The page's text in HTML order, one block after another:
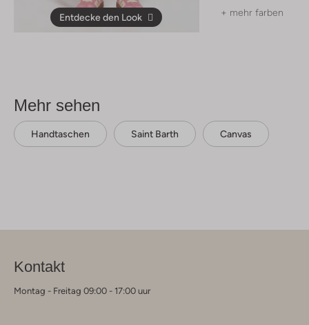
Entdecke den Look + mehr farben
Mehr sehen
Handtaschen Saint Barth Canvas
Kontakt
Montag - Freitag 09:00 - 17:00 uur